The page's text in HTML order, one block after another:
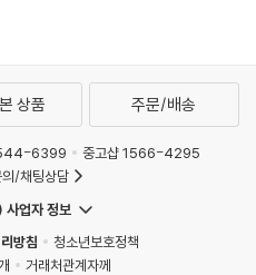
상품 주문/배송
6399
중고샵 1566-4295
/채팅상담
사업자 정보
방침
청소년보호정책
거래처관계자께